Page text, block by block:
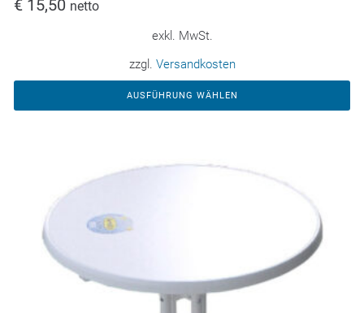
€ 15,50 netto
exkl. MwSt.
zzgl. Versandkosten
AUSFÜHRUNG WÄHLEN